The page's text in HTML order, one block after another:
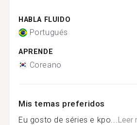
HABLA FLUIDO
Portugués
APRENDE
Coreano
Mis temas preferidos
Eu gosto de séries e kpo... Leer